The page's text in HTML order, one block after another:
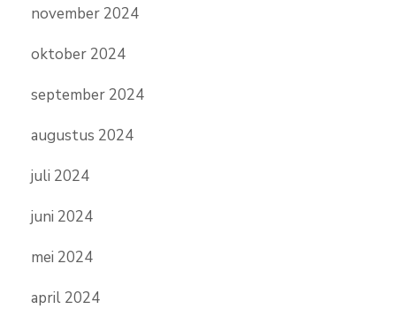
november 2024
oktober 2024
september 2024
augustus 2024
juli 2024
juni 2024
mei 2024
april 2024